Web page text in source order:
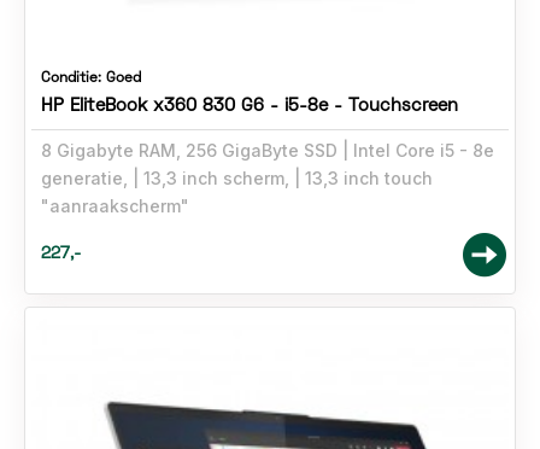
Conditie: Goed
HP EliteBook x360 830 G6 - i5-8e - Touchscreen
8 Gigabyte RAM, 256 GigaByte SSD
Intel Core i5 - 8e
generatie,
13,3 inch scherm,
13,3 inch touch
"aanraakscherm"
227,-